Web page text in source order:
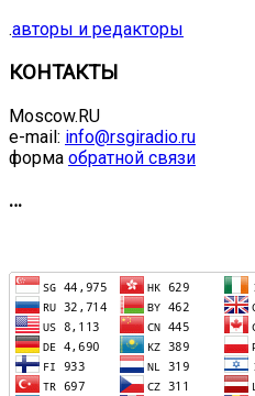
.авторы и редакторы
КОНТАКТЫ
Moscow.RU
e-mail: info@rsgiradio.ru
форма обратной связи
…